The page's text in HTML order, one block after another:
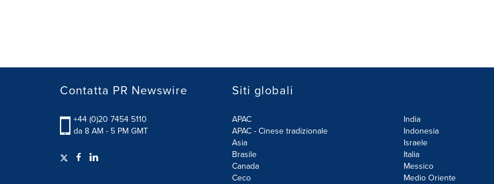
Contatta PR Newswire
+44 (0)20 7454 5110
da 8 AM - 5 PM GMT
Siti globali
APAC
APAC - Cinese tradizionale
Asia
Brasile
Canada
Ceco
India
Indonesia
Israele
Italia
Messico
Medio Oriente